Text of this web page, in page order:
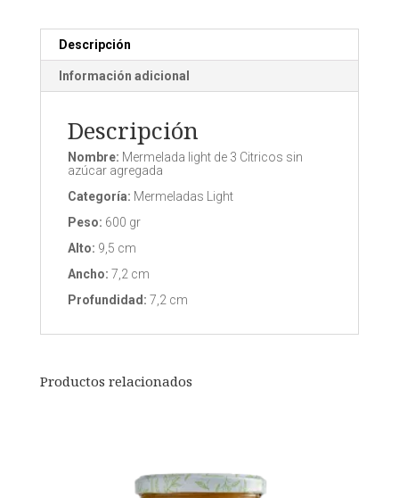
Descripción
Información adicional
Descripción
Nombre: Mermelada light de 3 Citricos sin
azúcar agregada
Categoría: Mermeladas Light
Peso: 600 gr
Alto: 9,5 cm
Ancho: 7,2 cm
Profundidad: 7,2 cm
Productos relacionados